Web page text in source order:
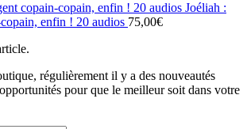
Joéliah :
enfin ! 20 audios 75,00€
régulièrement il y a des nouveautés
pour que le meilleur soit dans votre